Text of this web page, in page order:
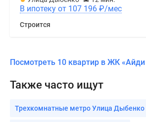
В ипотеку от 107 196 ₽/мес
Строится
Посмотреть 10 квартир в ЖК
Также часто ищут
Трехкомнатные метро Улица Дыбенко